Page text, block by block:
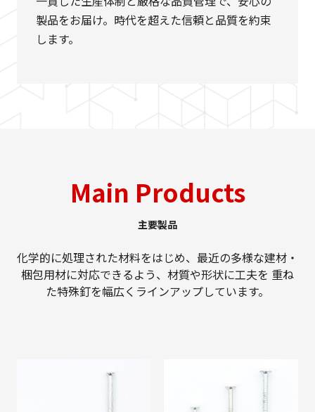
製品をお届け。時代を超えた信頼と品質を約束
します。
Main Products
主要製品
化学的に処理された材料をはじめ、最近の多様な建材・
梱包用材に対応できるよう、材質や形状に工夫を 重ね
た特殊釘を幅広くラインアップしています。